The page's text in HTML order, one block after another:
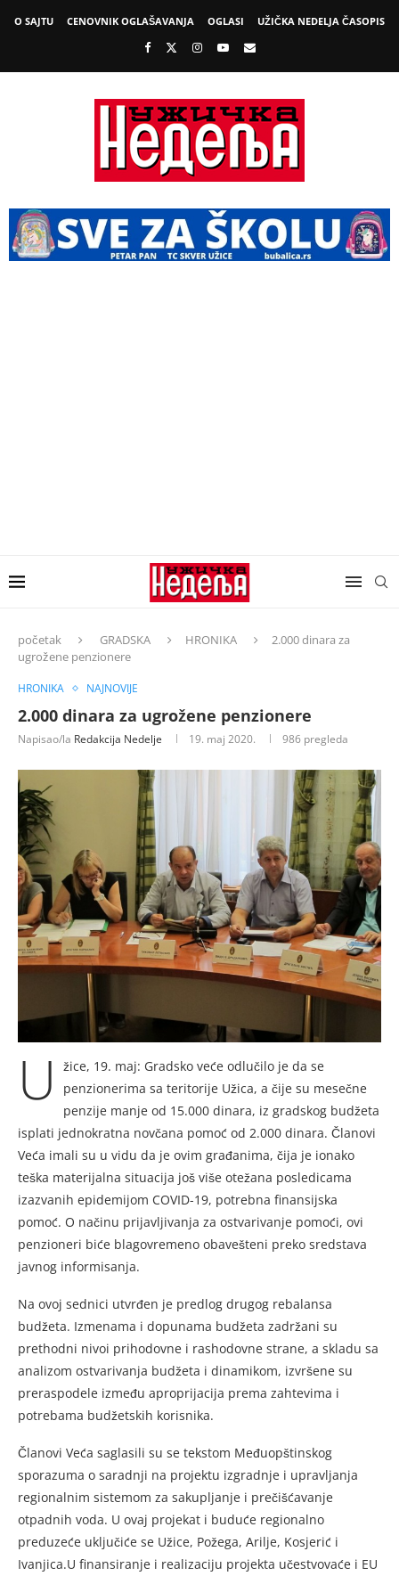
O SAJTU CENOVNIK OGLAŠAVANJA OGLASI UŽIČKA NEDELJA ČASOPIS
početak GRADSKA HRONIKA
2.000 dinara za
ugrožene penzionere
HRONIKA NAJNOVIJE
2.000 dinara za ugrožene penzionere
Napisao/la Redakcija Nedelje 19. maj 2020. 986 pregleda
U
žice, 19. maj: Gradsko veće odlučilo je da se
penzionerima sa teritorije Užica, a čije su mesečne
penzije manje od 15.000 dinara, iz gradskog budžeta
isplati jednokratna novčana pomoć od 2.000 dinara. Članovi
Veća imali su u vidu da je ovim građanima, čija je ionako
teška materijalna situacija još više otežana posledicama
izazvanih epidemijom COVID-19, potrebna finansijska
pomoć. O načinu prijavljivanja za ostvarivanje pomoći, ovi
penzioneri biće blagovremeno obavešteni preko sredstava
javnog informisanja.
Na ovoj sednici utvrđen je predlog drugog rebalansa
budžeta. Izmenama i dopunama budžeta zadržani su
prethodni nivoi prihodovne i rashodovne strane, a skladu sa
analizom ostvarivanja budžeta i dinamikom, izvršene su
preraspodele između aproprijacija prema zahtevima i
potrebama budžetskih korisnika.
Članovi Veća saglasili su se tekstom Međuopštinskog
sporazuma o saradnji na projektu izgradnje i upravljanja
regionalnim sistemom za sakupljanje i prečišćavanje
otpadnih voda. U ovaj projekat i buduće regionalno
preduzeće uključiće se Užice, Požega, Arilje, Kosjerić i
Ivanjica.U finansiranje i realizaciju projekta učestvovaće i EU